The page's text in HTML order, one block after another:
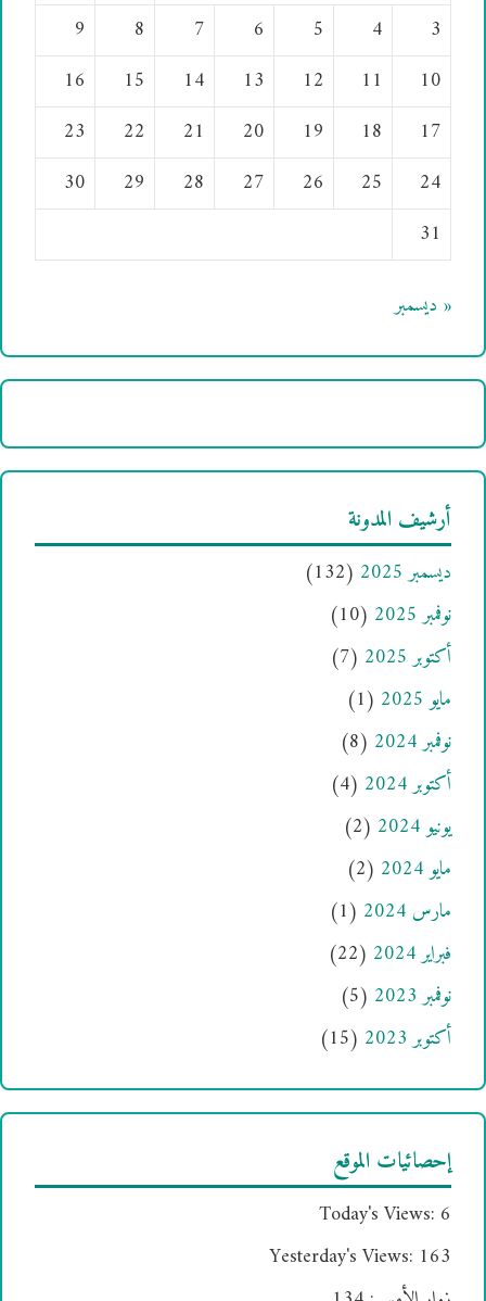
3
4
5
6
7
8
9
10
11
12
13
14
15
16
17
18
19
20
21
22
23
24
25
26
27
28
29
30
31
« ديسمبر
أرشيف المدونة
ديسمبر 2025
(132)
نوفمبر 2025
(10)
أكتوبر 2025
(7)
مايو 2025
(1)
نوفمبر 2024
(8)
أكتوبر 2024
(4)
يونيو 2024
(2)
مايو 2024
(2)
مارس 2024
(1)
فبراير 2024
(22)
نوفمبر 2023
(5)
أكتوبر 2023
(15)
إحصائيات الموقع
Today's Views: 6
Yesterday's Views: 163